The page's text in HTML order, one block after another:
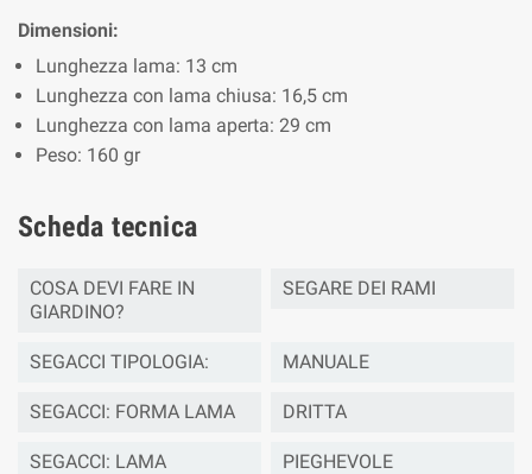
Dimensioni:
Lunghezza lama: 13 cm
Lunghezza con lama chiusa: 16,5 cm
Lunghezza con lama aperta: 29 cm
Peso: 160 gr
Scheda tecnica
COSA DEVI FARE IN
GIARDINO?
SEGARE DEI RAMI
SEGACCI TIPOLOGIA: MANUALE
SEGACCI: FORMA LAMA DRITTA
SEGACCI: LAMA PIEGHEVOLE